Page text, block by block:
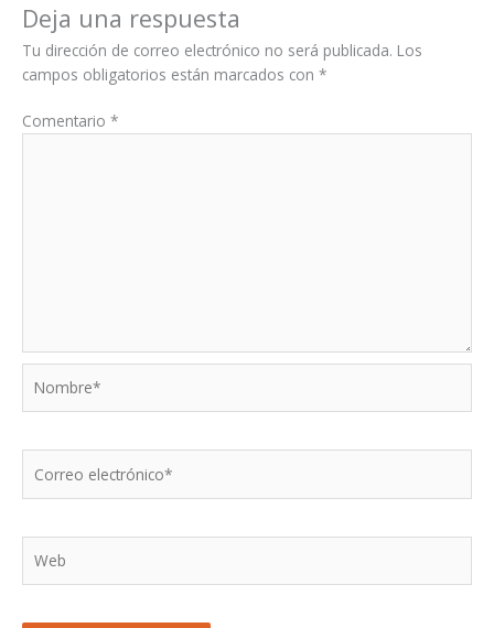
Deja una respuesta
Tu dirección de correo electrónico no será publicada. Los
campos obligatorios están marcados con *
Comentario *
electrónico*